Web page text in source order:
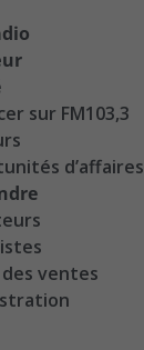
sur FM103,3
d’affaires
des ventes